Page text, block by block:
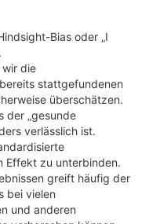
Bias oder „I
wir die
stattgefundenen
überschätzen.
der „gesunde
verlässlich ist.
Effekt zu unterbinden.
greift häufig der
bei vielen
und anderen